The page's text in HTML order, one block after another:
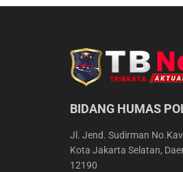
BIDANG HUMAS
Jl. Jend. Sudirman
Kota Jakarta Selatan,
12190